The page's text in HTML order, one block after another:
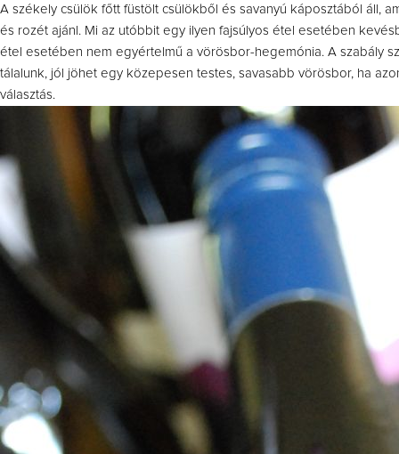
A székely csülök főtt füstölt csülökből és savanyú káposztából áll,
és rozét ajánl. Mi az utóbbit egy ilyen fajsúlyos étel esetében
étel esetében nem egyértelmű a vörösbor-hegemónia. A szabály
tálalunk, jól jöhet egy közepesen testes, savasabb vörösbor, ha
választás.